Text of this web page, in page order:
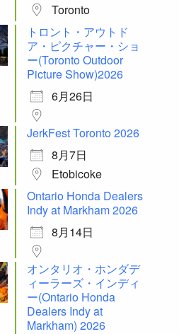
Toronto
トロント・アウトド
ア・ピクチャー・ショ
ー(Toronto Outdoor
Picture Show)2026
6月26日
JerkFest Toronto 2026
8月7日
Etobicoke
Ontario Honda Dealers
Indy at Markham 2026
8月14日
オンタリオ・ホンダデ
ィーラーズ・インディ
ー(Ontario Honda
Dealers Indy at
Markham) 2026